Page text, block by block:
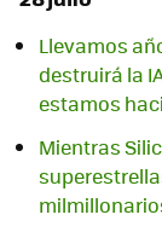
Llevamos
destruirá la
estamos
Mientras